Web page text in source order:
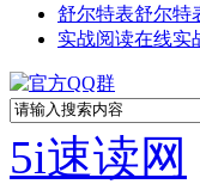
舒尔特表舒尔特
实战阅读在线实
5i速读网